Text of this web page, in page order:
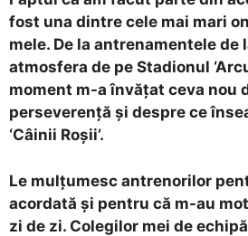
fost una dintre cele mai mari
mele. De la antrenamentele de
atmosfera de pe Stadionul
moment m-a învățat ceva nou
perseverență și despre ce
‘Câinii Roșii’.
Le mulțumesc antrenorilor
acordată și pentru că m-au
zi de zi. Colegilor mei de